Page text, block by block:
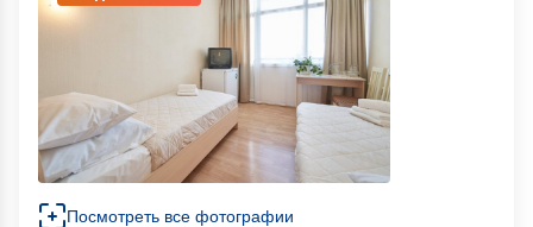
Посмотреть все фотографии